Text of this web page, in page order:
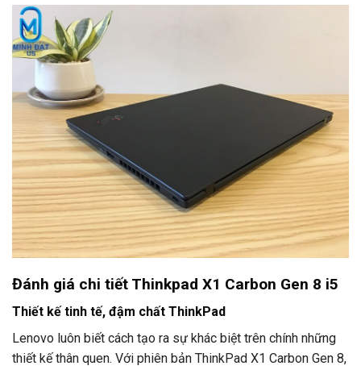
Đánh giá chi tiết Thinkpad X1 Carbon Gen 8 i5
Thiết kế tinh tế, đậm chất ThinkPad
Lenovo luôn biết cách tạo ra sự khác biệt trên chính những
thiết kế thân quen. Với phiên bản ThinkPad X1 Carbon Gen 8,